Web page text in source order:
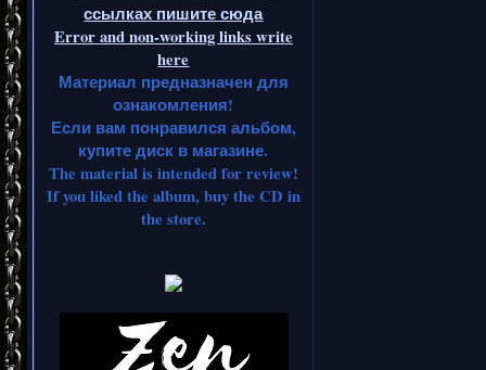
ссылках пишите сюда
Error and non-working links write
here
Материал предназначен для
ознакомления!
Если вам понравился альбом,
купите диск в магазине.
The material is intended for review!
If you liked the album, buy the CD in
the store.